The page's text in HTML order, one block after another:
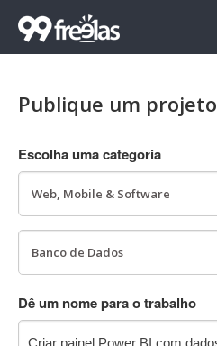
Publique um projeto
Escolha uma categoria
Dê um nome para o trabalho